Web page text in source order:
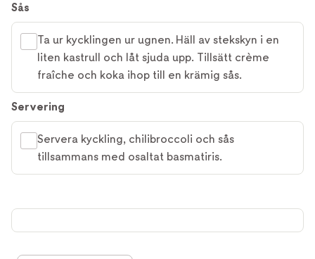
Sås
Ta ur kycklingen ur ugnen. Häll av stekskyn i en
liten kastrull och låt sjuda upp. Tillsätt crème
fraîche och koka ihop till en krämig sås.
Servering
Servera kyckling, chilibroccoli och sås
tillsammans med osaltat basmatiris.